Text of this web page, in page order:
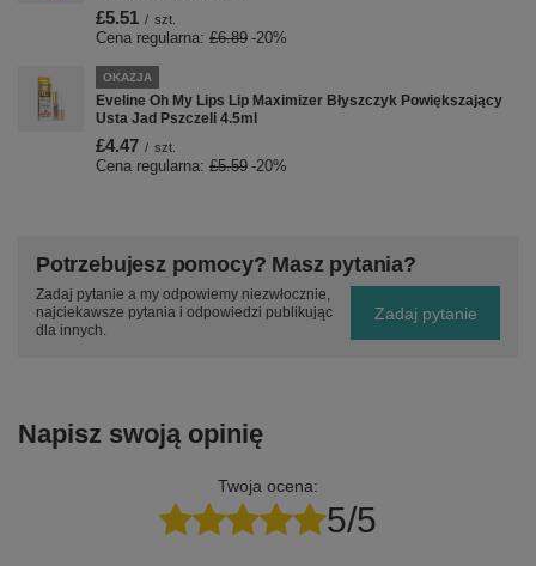
£5.51 / szt.
Cena regularna: £6.89 -20%
OKAZJA
Eveline Oh My Lips Lip Maximizer Błyszczyk Powiększający
Usta Jad Pszczeli 4.5ml
£4.47 / szt.
Cena regularna: £5.59 -20%
Potrzebujesz pomocy? Masz pytania?
Zadaj pytanie a my odpowiemy niezwłocznie,
najciekawsze pytania i odpowiedzi publikując
dla innych.
Zadaj pytanie
Napisz swoją opinię
Twoja ocena:
5/5